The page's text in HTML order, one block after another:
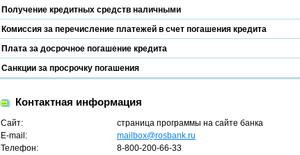
Получение кредитных средств наличными
Комиссия за перечисление платежей в счет погашения кредита
Плата за досрочное погашение кредита
Санкции за просрочку погашения
Контактная информация
Сайт:
страница программы на сайте банка
E-mail:
mailbox@rosbank.ru
Телефон:
8-800-200-66-33